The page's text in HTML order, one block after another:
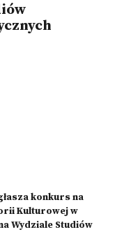
konkurs na
Kulturowej w
Wydziale Studiów